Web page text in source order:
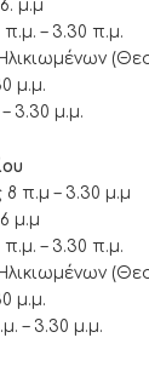
μ.μ
– 3.30 π.μ.
Ηλικιωμένων
μ.μ.
3.30 μ.μ.
π.μ – 3.30 μ.μ
μ.μ
– 3.30 π.μ.
Ηλικιωμένων
μ.μ.
– 3.30 μ.μ.